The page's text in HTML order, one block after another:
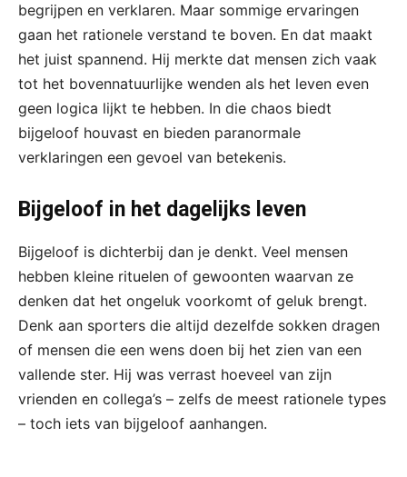
begrijpen en verklaren. Maar sommige ervaringen
gaan het rationele verstand te boven. En dat maakt
het juist spannend. Hij merkte dat mensen zich vaak
tot het bovennatuurlijke wenden als het leven even
geen logica lijkt te hebben. In die chaos biedt
bijgeloof houvast en bieden paranormale
verklaringen een gevoel van betekenis.
Bijgeloof in het dagelijks leven
Bijgeloof is dichterbij dan je denkt. Veel mensen
hebben kleine rituelen of gewoonten waarvan ze
denken dat het ongeluk voorkomt of geluk brengt.
Denk aan sporters die altijd dezelfde sokken dragen
of mensen die een wens doen bij het zien van een
vallende ster. Hij was verrast hoeveel van zijn
vrienden en collega’s – zelfs de meest rationele types
– toch iets van bijgeloof aanhangen.